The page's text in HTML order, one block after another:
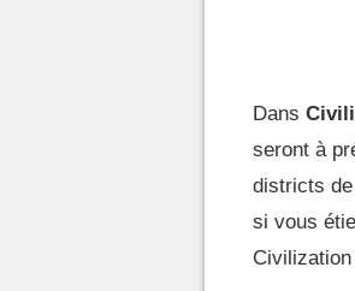
Dans
seront à
districts
si vous
Civilization